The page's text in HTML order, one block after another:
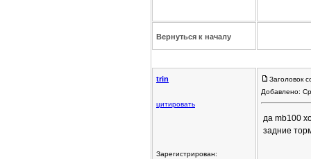
Вернуться к началу
trin
цитировать
Зарегистрирован:
Заголовок
Добавлено:
да mb100
задние